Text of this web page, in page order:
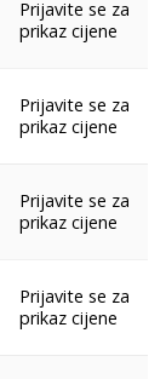
Prijavite se za
prikaz cijene
Prijavite se za
prikaz cijene
Prijavite se za
prikaz cijene
Prijavite se za
prikaz cijene